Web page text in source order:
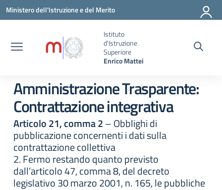
Vai ai contenuti
Vai al menu di navigazione
Vai al footer
Ministero dell'Istruzione e del Merito
Istituto
d'Istruzione
Superiore
Enrico Mattei
Amministrazione Trasparente:
Contrattazione integrativa
Articolo 21, comma 2– Obblighi di
pubblicazione concernenti i dati sulla
contrattazione collettiva
2. Fermo restando quanto previsto
dall’articolo 47, comma 8, del decreto
legislativo 30 marzo 2001, n. 165, le pubbliche